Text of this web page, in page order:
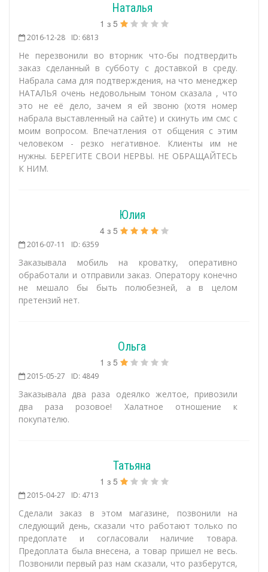
Наталья
1 з 5
2016-12-28 ID: 6813
Не перезвонили во вторник что-бы подтвердить
заказ сделанный в субботу с доставкой в среду.
Набрала сама для подтверждения, на что менеджер
НАТАЛЬЯ очень недовольным тоном сказала , что
это не её дело, зачем я ей звоню (хотя номер
набрала выставленный на сайте) и скинуть им смс с
моим вопросом. Впечатления от общения с этим
человеком - резко негативное. Клиенты им не
нужны. БЕРЕГИТЕ СВОИ НЕРВЫ. НЕ ОБРАЩАЙТЕСЬ
К НИМ.
Юлия
4з 5
2016-07-11 ID: 6359
Заказывала мобиль на кроватку, оперативно
обработали и отправили заказ. Оператору конечно
не мешало бы быть полюбезней, а в целом
претензий нет.
Ольга
1 з 5
2015-05-27 ID: 4849
Заказывала два раза одеялко желтое, привозили
два раза розовое! Халатное отношение к
покупателю.
Татьяна
1 з 5
2015-04-27 ID: 4713
Сделали заказ в этом магазине, позвонили на
следующий день, сказали что работают только по
предоплате и согласовали наличие товара.
Предоплата была внесена, а товар пришел не весь.
Позвонили первый раз нам сказали, что разберутся,